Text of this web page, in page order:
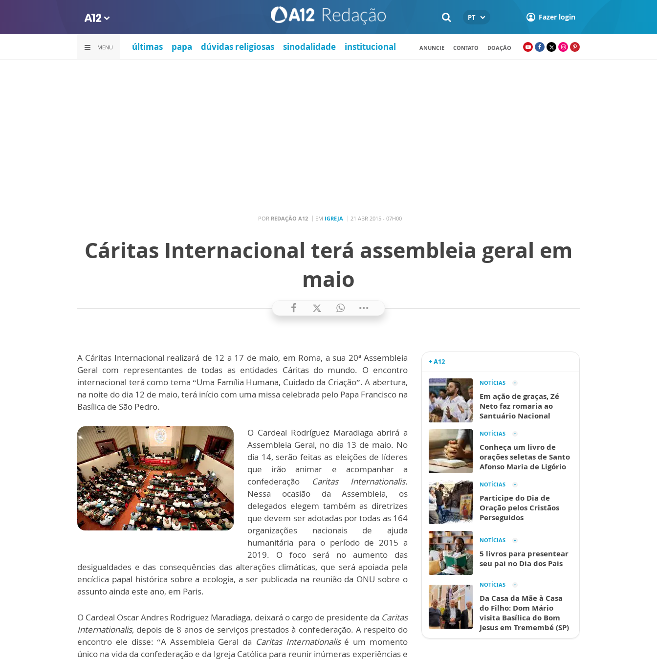
PT Fazer login
MENU últimas papa dúvidas religiosas sinodalidade institucional ANUNCIE CONTATO DOAÇÃO
POR REDAÇÃO A12 EM IGREJA 21 ABR 2015 - 07H00
Cáritas Internacional terá assembleia geral em
maio
A Cáritas Internacional realizará de 12 a 17 de maio, em Roma, a sua 20ª Assembleia
Geral com representantes de todas as entidades Cáritas do mundo. O encontro
internacional terá como tema “Uma Família Humana, Cuidado da Criação”. A abertura,
na noite do dia 12 de maio, terá início com uma missa celebrada pelo Papa Francisco na
Basílica de São Pedro.
O Cardeal Rodríguez Maradiaga abrirá a
Assembleia Geral, no dia 13 de maio. No
dia 14, serão feitas as eleições de líderes
que irão animar e acompanhar a
confederação Caritas Internationalis.
Nessa ocasião da Assembleia, os
delegados elegem também as diretrizes
que devem ser adotadas por todas as 164
organizações nacionais de ajuda
humanitária para o período de 2015 a
2019. O foco será no aumento das
desigualdades e das consequências das alterações climáticas, que será apoiada pela
encíclica papal histórica sobre a ecologia, a ser publicada na reunião da ONU sobre o
assunto ainda este ano, em Paris.
O Cardeal Oscar Andres Rodriguez Maradiaga, deixará o cargo de presidente da Caritas
Internationalis, depois de 8 anos de serviços prestados à confederação. A respeito do
encontro ele disse: “A Assembleia Geral da Caritas Internationalisé um momento
único na vida da confederação e da Igreja Católica para reunir inúmeras experiências e
+ A12
NOTÍCIAS
Em ação de graças, Zé
Neto faz romaria ao
Santuário Nacional
NOTÍCIAS
Conheça um livro de
orações seletas de Santo
Afonso Maria de Ligório
NOTÍCIAS
Participe do Dia de
Oração pelos Cristãos
Perseguidos
NOTÍCIAS
5 livros para presentear
seu pai no Dia dos Pais
NOTÍCIAS
Da Casa da Mãe à Casa
do Filho: Dom Mário
visita Basílica do Bom
Jesus em Tremembé (SP)